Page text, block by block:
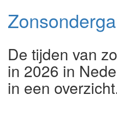
De tijden van
in 2026 in
in een